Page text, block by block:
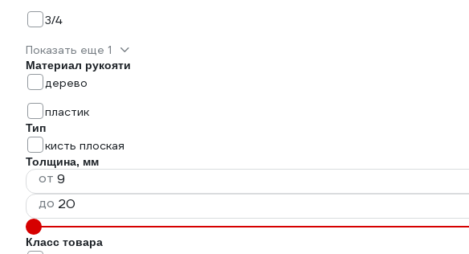
3/4
Показать еще 1
Материал рукояти
дерево
пластик
Тип
кисть плоская
Толщина, мм
от
до
Класс товара